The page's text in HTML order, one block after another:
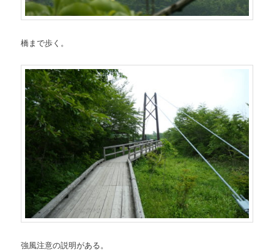
橋まで歩く。
強風注意の説明がある。